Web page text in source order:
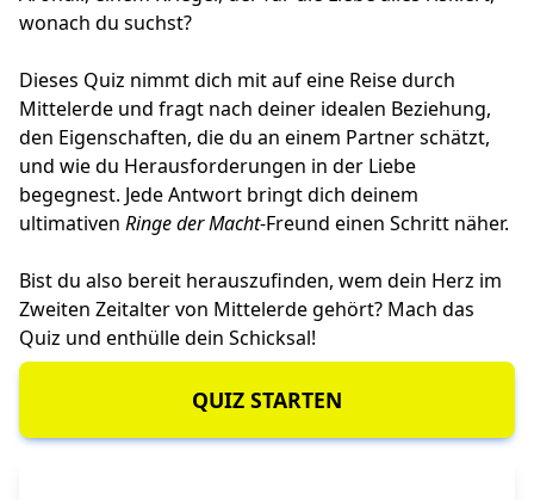
wonach du suchst?
Dieses Quiz nimmt dich mit auf eine Reise durch
Mittelerde und fragt nach deiner idealen Beziehung,
den Eigenschaften, die du an einem Partner schätzt,
und wie du Herausforderungen in der Liebe
begegnest. Jede Antwort bringt dich deinem
ultimativen Ringe der Macht-Freund einen Schritt näher.
Bist du also bereit herauszufinden, wem dein Herz im
Zweiten Zeitalter von Mittelerde gehört? Mach das
Quiz und enthülle dein Schicksal!
QUIZ STARTEN